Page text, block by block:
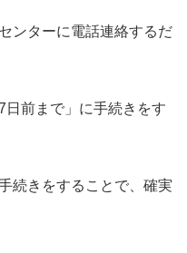
ンターに電話連絡するだ
日前まで」に手続きをす
続きをすることで、確実